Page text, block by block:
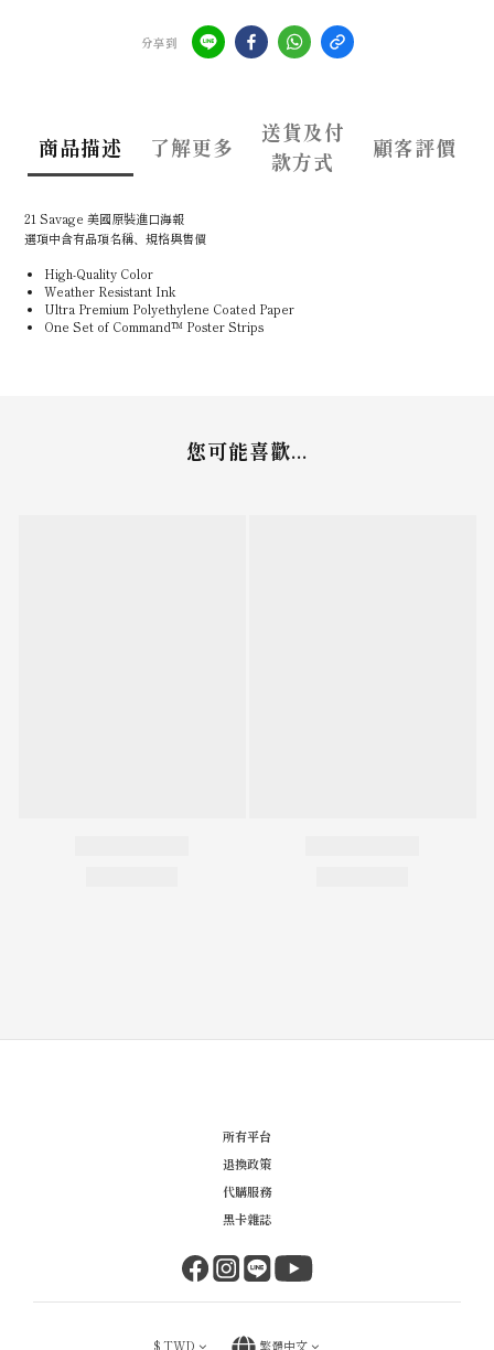
分享到
商品描述 了解更多
送貨及付
款方式
顧客評價
21 Savage 美國原裝進口海報
選項中含有品項名稱、規格與售價
High-Quality Color
Weather Resistant Ink
Ultra Premium Polyethylene Coated Paper
One Set of Command™ Poster Strips
您可能喜歡...
所有平台
退換政策
代購服務
黑卡雜誌
$TWD 繁體中文